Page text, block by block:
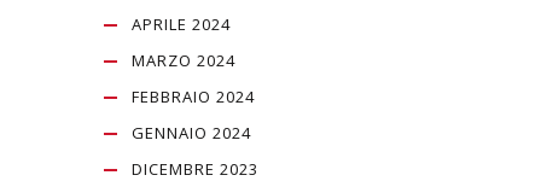
APRILE 2024
MARZO 2024
FEBBRAIO 2024
GENNAIO 2024
DICEMBRE 2023